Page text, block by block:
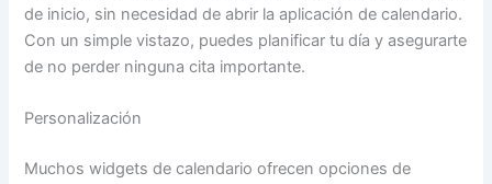
de inicio, sin necesidad de abrir la aplicación de calendario.
Con un simple vistazo, puedes planificar tu día y asegurarte
de no perder ninguna cita importante.
Personalización
Muchos widgets de calendario ofrecen opciones de